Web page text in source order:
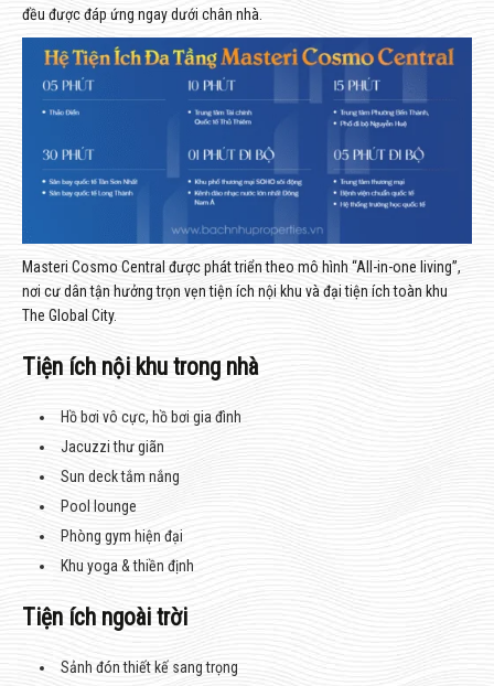
đều được đáp ứng ngay dưới chân nhà.
Masteri Cosmo Central được phát triển theo mô hình “All-in-one living”,
nơi cư dân tận hưởng trọn vẹn tiện ích nội khu và đại tiện ích toàn khu
The Global City.
Tiện ích nội khu trong nhà
Hồ bơi vô cực, hồ bơi gia đình
Jacuzzi thư giãn
Sun deck tắm nắng
Pool lounge
Phòng gym hiện đại
Khu yoga & thiền định
Tiện ích ngoài trời
Sảnh đón thiết kế sang trọng